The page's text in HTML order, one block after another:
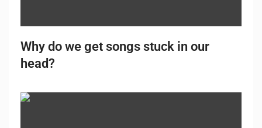
Why do we get songs stuck in our
head?